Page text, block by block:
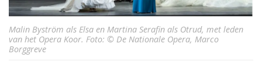
Malin Byström als Elsa en Martina Serafin als Otrud, met leden
van het Opera Koor. Foto: © De Nationale Opera, Marco
Borggreve